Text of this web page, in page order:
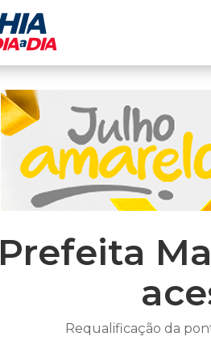
Prefeita
Requalificação da